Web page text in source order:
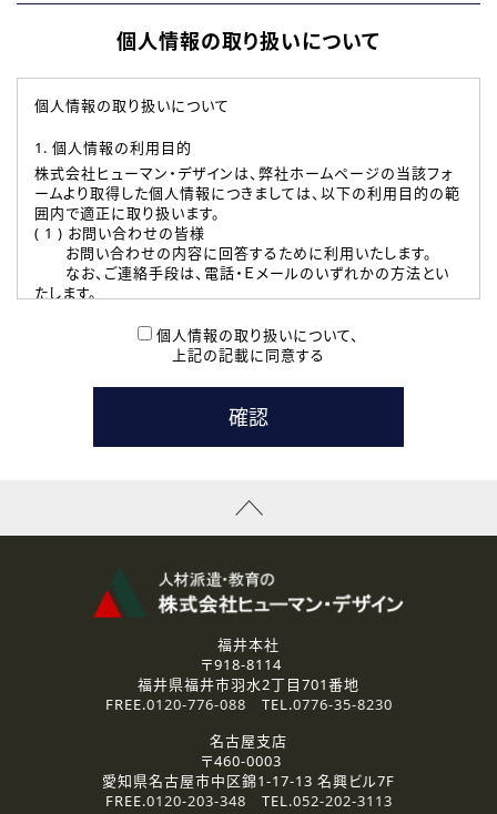
個人情報の取り扱いについて
個人情報の取り扱いについて
1. 個人情報の利用目的
株式会社ヒューマン・デザインは、弊社ホームページの当該フォ
ームより取得した個人情報につきましては、以下の利用目的の範
囲内で適正に取り扱います。
( 1 ) お問い合わせの皆様
お問い合わせの内容に回答するために利用いたします。
なお、ご連絡手段は、電話・Ｅメールのいずれかの方法とい
たします。
本登録に関するご連絡および本登録時の参考情報として利
たします。
( 3 ) スタッフ派遣を検討されている企業の皆様
お問い合わせの内容に回答するために利用いたします。
なお、ご連絡手段は、電話・Ｅメールのいずれかの方法とい
資料送付、受講相談に関するご連絡のために利用いたしま
その他、お問い合わせの内容に回答するために利用いたし
なお、ご連絡手段は、電話・Ｅメールのいずれかの方法とい
2.個人情報の第三者提供
ご提供いただいた個人情報は、法令等の規定に従う場合を除き、
3.個人情報の取り扱いの委託
弊社の定める個人情報保護の評価基準を満たした委託先に、個
人情報を委託する場合があります。
個人情報の取り扱いについて、
上記の記載に同意する
福井本社
〒918-8114
福井県福井市羽水2丁目701番地
FREE.0120-776-088 TEL.0776-35-8230
名古屋支店
〒460-0003
愛知県名古屋市中区錦1-17-13 名興ビル7F
FREE.0120-203-348 TEL.052-202-3113